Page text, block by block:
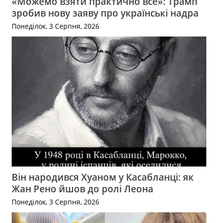
зробив нову заяву про українські надра
Понеділок, 3 Серпня, 2026
Він народився Хуаном у Касабланці: як
Жан Рено йшов до ролі Леона
Понеділок, 3 Серпня, 2026